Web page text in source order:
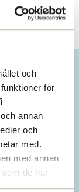
och
för
annan
och
med.
med annan
de har
nya
viktiga